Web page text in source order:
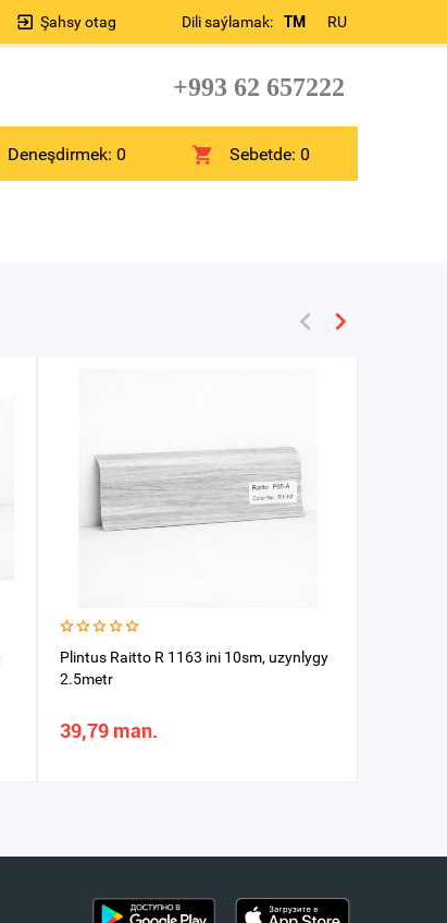
Dili saýlamak: TM RU
Şahsy otag
+993 62 657222
Deneşdirmek: 0 Sebetde:0
Plintus Raitto R 1163 ini 10sm, uzynlygy
2.5metr
39,79 man.